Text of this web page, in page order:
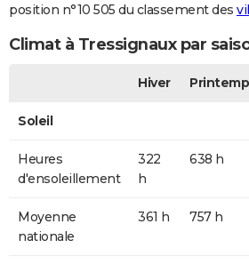
position n°10 505 du classement des
Climat à Tressignaux par
Hiver
Soleil
Heures
d'ensoleillement
322
h
638 h
Moyenne
nationale
361 h 757 h